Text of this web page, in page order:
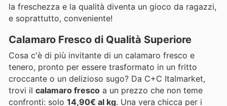
la freschezza e la qualità diventa un gioco da ragazzi,
e soprattutto, conveniente!
Calamaro Fresco di Qualità Superiore
Cosa c'è di più invitante di un calamaro fresco e
tenero, pronto per essere trasformato in un fritto
croccante o un delizioso sugo? Da C+C Italmarket,
trovi il calamaro fresco a un prezzo che non teme
confronti: solo 14,90€ al kg. Una vera chicca per i